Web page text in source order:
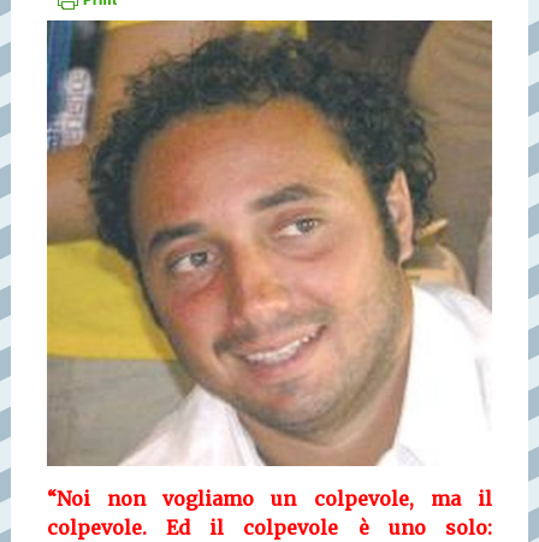
“Noi non vogliamo un colpevole, ma il
colpevole. Ed il colpevole è uno solo: